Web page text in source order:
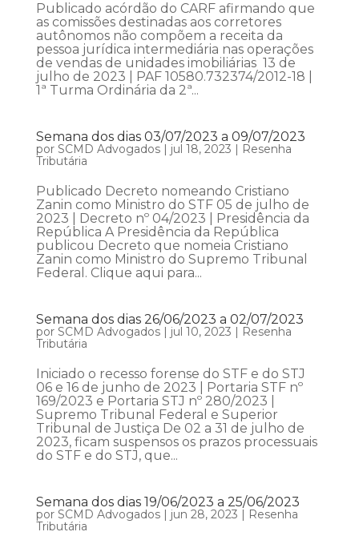
Publicado acórdão do CARF afirmando que
as comissões destinadas aos corretores
autônomos não compõem a receita da
pessoa jurídica intermediária nas operações
de vendas de unidades imobiliárias 13 de
julho de 2023 | PAF 10580.732374/2012-18 |
1ª Turma Ordinária da 2ª...
Semana dos dias 03/07/2023 a 09/07/2023
por SCMD Advogados| jul 18, 2023 | Resenha
Tributária
Publicado Decreto nomeando Cristiano
Zanin como Ministro do STF 05 de julho de
2023 | Decreto nº 04/2023 | Presidência da
República A Presidência da República
publicou Decreto que nomeia Cristiano
Zanin como Ministro do Supremo Tribunal
Federal. Clique aqui para...
Semana dos dias 26/06/2023 a 02/07/2023
por SCMD Advogados| jul 10, 2023 | Resenha
Tributária
Iniciado o recesso forense do STF e do STJ
06 e 16 de junho de 2023 | Portaria STF nº
169/2023 e Portaria STJ nº 280/2023 |
Supremo Tribunal Federal e Superior
Tribunal de Justiça De 02 a 31 de julho de
2023, ficam suspensos os prazos processuais
do STF e do STJ, que...
Semana dos dias 19/06/2023 a 25/06/2023
por SCMD Advogados| jun 28, 2023 | Resenha
Tributária